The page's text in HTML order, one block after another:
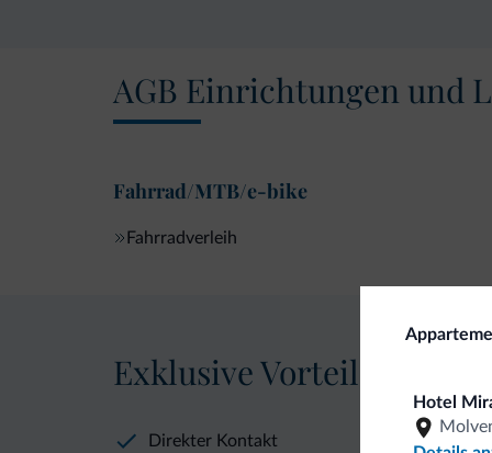
AGB Einrichtungen und
Fahrrad/MTB/e-bike
Fahrradverleih
Hotel
Exklusive Vorteile von
Direkter Kontakt